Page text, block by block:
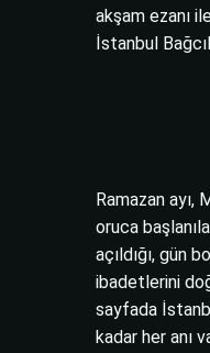
akşam ezanı
İstanbul
Ramazan
oruca
açıldığı, gün
ibadetlerini
sayfada
kadar her anı